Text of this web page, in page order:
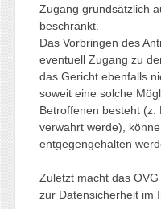
Zugang grundsätzlich
beschränkt.
Das Vorbringen des
eventuell Zugang zu
das Gericht ebenfalls
soweit eine solche
Betroffenen besteht (z.
verwahrt werde),
entgegengehalten
Zuletzt macht das
zur Datensicherheit im